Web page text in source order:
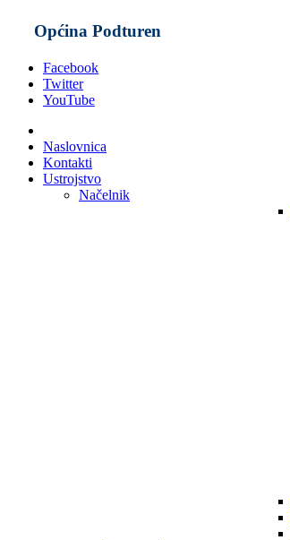
Općina Podturen
Facebook
Twitter
YouTube
Naslovnica
Kontakti
Ustrojstvo
Načelnik